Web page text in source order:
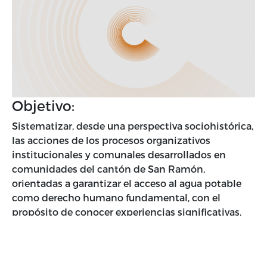
Objetivo:
Sistematizar, desde una perspectiva sociohistórica,
las acciones de los procesos organizativos
institucionales y comunales desarrollados en
comunidades del cantón de San Ramón,
orientadas a garantizar el acceso al agua potable
como derecho humano fundamental, con el
propósito de conocer experiencias significativas,